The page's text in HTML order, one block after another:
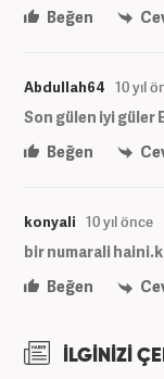
Beğen
Abdullah64 10 yıl
Son gülen iyi güler
Beğen
konyali 10 yıl önce
bir numarali
Beğen
İLGİNİZİ